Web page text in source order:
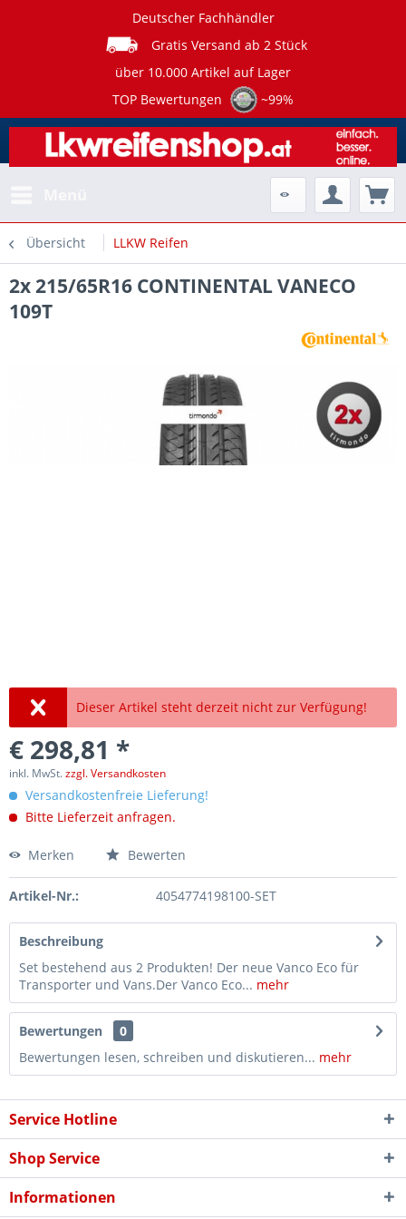
Deutscher Fachhändler
Gratis Versand ab 2 Stück
über 10.000 Artikel auf Lager
TOP Bewertungen
~99%
Übersicht LLKW Reifen
2x 215/65R16 CONTINENTAL VANECO
109T
Dieser Artikel steht derzeit nicht zur Verfügung!
€ 298,81 *
inkl. MwSt.zzgl. Versandkosten
Versandkostenfreie Lieferung!
Bitte Lieferzeit anfragen.
Merken Bewerten
Artikel-Nr.: 4054774198100-SET
Beschreibung
Set bestehend aus 2 Produkten! Der neue Vanco Eco für
Transporter und Vans.Der Vanco Eco... mehr
Bewertungen
0
Bewertungen lesen, schreiben und diskutieren... mehr
Service Hotline
Shop Service
Informationen